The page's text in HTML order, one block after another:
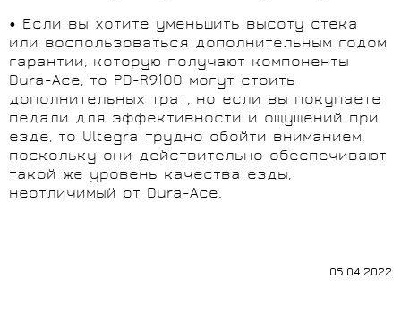
• Если вы хотите уменьшить высоту стека
или воспользоваться дополнительным годом
гарантии, которую получают компоненты
Dura-Ace, то PD-R9100 могут стоить
дополнительных трат, но если вы покупаете
педали для эффективности и ощущений при
езде, то Ultegra трудно обойти вниманием,
поскольку они действительно обеспечивают
такой же уровень качества езды,
неотличимый от Dura-Ace.
05.04.2022